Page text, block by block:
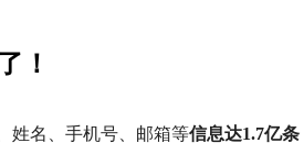
！
姓名、手机号、邮箱等信息达1.7亿条